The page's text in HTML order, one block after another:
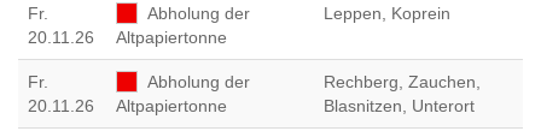
Fr.
20.11.26
Abholung der
Altpapiertonne
Leppen, Koprein
Fr.
20.11.26
Abholung der
Altpapiertonne
Rechberg, Zauchen,
Blasnitzen, Unterort